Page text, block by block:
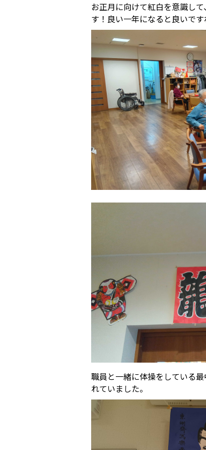
お正月に向けて紅白を意識し
す！良い一年になると良いです
職員と一緒に体操をしている
れていました。